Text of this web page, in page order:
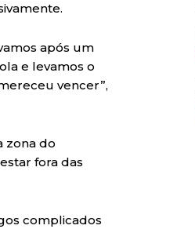
após um
e levamos o
vencer”,
zona do
fora das
complicados